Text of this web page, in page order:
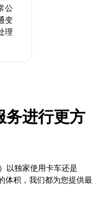
公
变
理
务进行更方
以独家使用卡车还是
体积，我们都为您提供最